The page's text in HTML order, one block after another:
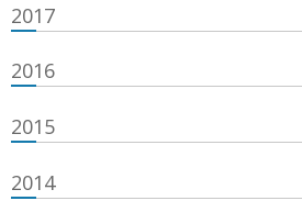
2017
2016
2015
2014